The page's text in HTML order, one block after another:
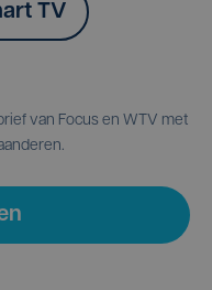
TV
van Focus en WTV met